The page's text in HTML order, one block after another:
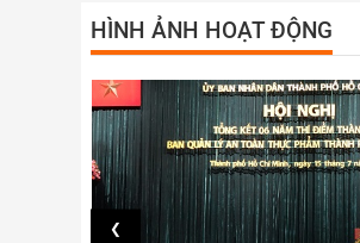
HÌNH ẢNH HOẠT ĐỘNG
❮